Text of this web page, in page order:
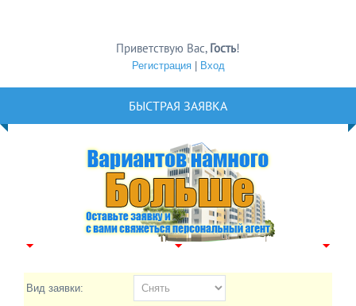
Приветствую Вас, Гость!
Регистрация| Вход
БЫСТРАЯ ЗАЯВКА
Вид заявки: